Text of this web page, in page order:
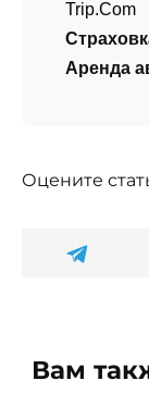
Trip.Com
Аренда
Оцените
Вам